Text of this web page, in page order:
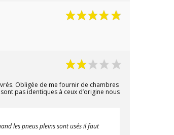
Obligée de me fournir de chambres
pas identiques à ceux d’origine nous
les pneus pleins sont usés il faut